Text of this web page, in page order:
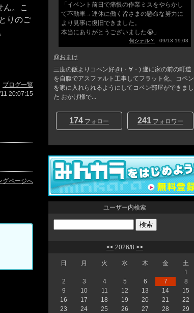
ん。こ
りのご
ブログ一覧
20:07:15
グページへ
「イベント前日で痛恨の作業ミスをやらかし
て不動車→連休に働く皆さまの懸命な努力に
より見事に復旧できました。
本当にありがとうございました😭」
何シテル？ 09/13 19:03
@おまけ
三度の飯よりコペン好き(・∀・) 遂に家の前の町道
を自腹でアスファルト工事してフラット化、コペン
を家に入れられるようにしてコペン部屋ができまし
た おかげ様で...
174 フォロー 241 フォロワー
ユーザー内検索
<< 2026/8 >>
日 月 火 水 木 金
土
1
2
3 4 5 6 7
8
9
10 11 12 13 14
15
16
17 18 19 20 21
22
23
24 25 26 27 28
29